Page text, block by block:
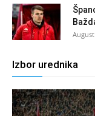
Izbor urednika